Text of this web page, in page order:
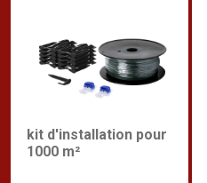
kit d'installation pour
1000 m²